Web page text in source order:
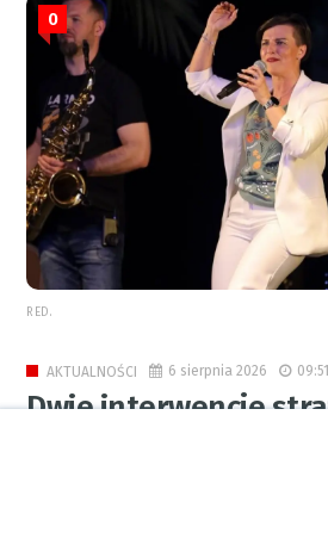
0
RED.
AKTUALNOŚCI 6 sierpnia 2026 09:51
Dwie interwencje